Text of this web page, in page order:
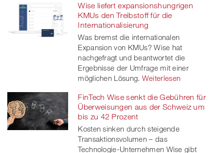
Wise liefert expansionshungrigen
KMUs den Treibstoff für die
Internationalisierung
Was bremst die internationalen
Expansion von KMUs? Wise hat
nachgefragt und beantwortet die
Ergebnisse der Umfrage mit einer
möglichen Lösung. Weiterlesen
FinTech Wise senkt die Gebühren für
Überweisungen aus der Schweiz um
bis zu 42 Prozent
Kosten sinken durch steigende
Transaktionsvolumen – das
Technologie-Unternehmen Wise gibt